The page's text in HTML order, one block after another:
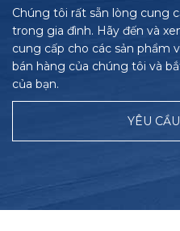
Chúng tôi rất sẵn lòng cung
trong gia đình. Hãy đến và
cung cấp cho các sản phẩm
bán hàng của chúng tôi và
của bạn.
YÊU